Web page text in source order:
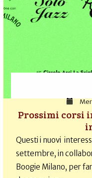
Prossimi corsi
Questi i nuovi
settembre, in
Boogie Milano, per